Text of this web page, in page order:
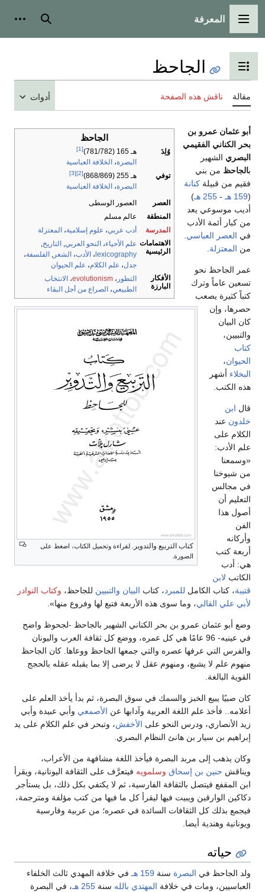
القائمة الرئيسية
المعرفة بحث
تبديل عرض جدول المحتويات
الجاحظ
مقالة ناقش هذه الصفحة أدوات
الجاحظ
وُلِدَ هـ 165 (781/782) [1]
البصرة،الخلافة العباسية
توفي
هـ 255 (868/869) [2]
[3]
البصرة،الخلافة العباسية
العصر
العصور الوسطى
المنطقة
عالم مسلم
المدرسة
أدب عربي ،علوم إسلامية،المعتزلة
الاهتمامات
الرئيسية
علم الأحياء،النحو العربي ,التاريخ,
lexicography،الأدب،الشعر,الفلسفة،
جدل ،علم الكلام،علم الحيوان
الأفكار
البارزة
التطور،evolutionism،الانتخاب
الطبيعي ،الصراع من أجل البقاء
كتاب التربيع والتدوير. لقراءة وتحميل الكتاب، اضغط على
الصورة .
أبو عثمان عمرو بن
بحر الكناني الفقيمي
البصريالشهير
الجاحظ من بني
فقيم من قبيلة كنانة
159 هـ -255 هـ
)
أديب موسوعي يعد
من كبار أئمة الأدب
في العصر العباسي .
من المعتزلة.
عمر الجاحظ نحو
تسعين عاماً وترك
كتباً كثيرة يصعب
حصرها، وإن
كان البيان
والتبيين،
كتاب
الحيوان،
البخلاءأشهر
هذه الكتب.
قال ابن
خلدونعند
الكلام على
علم الأدب:
«وسمعنا
من شيوخنا
في مجالس
التعليم أن
أصول هذا
الفن
وأركانه
أربعة كتب
هي: أدب
الكاتب لابن
قتيبة، كتاب الكامل للمبرد، كتاب البيان والتبيينللجاحظ، وكتاب النوادر
لأبي علي القالي ، وما سوى هذه الأربعة فتبع لها وفروع منها».
وضع أبو عثمان عمرو بن بحر الكناني الشهير بالجاحظ -لجحوظ واضح
في عينيه- 96 عامًا هي كل عمره، ووضع كل ثقافة العرب واليونان
والفرس التي عرفها عصره والتي جمعها الجاحظ ووعاها. كان الجاحظ
منهوم علم لا يشبع، ومنهوم عقل لا يرضى إلا بما يقبله عقله بالحجج
القوية البالغة.
كان صبيًا يبيع الخبز والسمك في سوق البصرة، ثم بدأ يأخذ العلم على
أعلامه.. فأخذ علم اللغة العربية وآدابها عن الأصمعي وأبي عبيدة وأبي
زيد الأنصاري، ودرس النحو على الأخفش ، وتبحر في علم الكلام على يد
إبراهيم بن سيار بن هانئ النظام البصري.
وكان يذهب إلى مربد البصرة فيأخذ اللغة مشافهة من الأعراب،
ويناقش حنين بن إسحاق وسلمويهفيتعرَّف على الثقافة اليونانية، ويقرأ
ابن المقفع فيتصل بالثقافة الفارسية، ثم لا يكتفي بكل ذلك، بل يستأجر
دكاكين الوارقين ويبيت فيها ليقرأ كل ما فيها من كتب مؤلفة ومترجمة،
فيجمع بذلك كل الثقافات السائدة في عصره؛ من عربية وفارسية
ويونانية وهندية أيضا.
حياته
ولد الجاحظ في البصرةسنة 159 هـ
في خلافة المهدي ثالث الخلفاء
العباسيين، ومات في خلافة المهتدي باللهسنة 255 هـ
، في البصرة